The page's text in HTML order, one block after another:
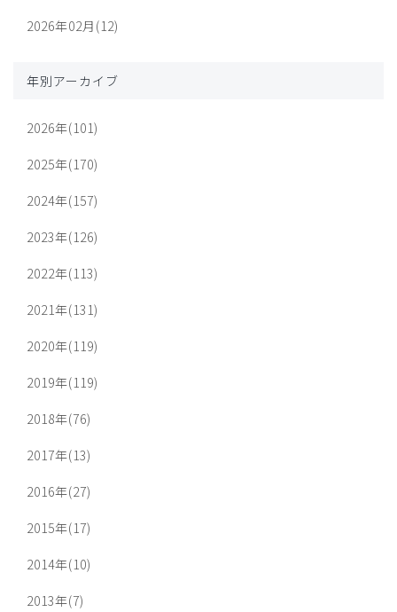
2026年02月(12)
年別アーカイブ
2026年(101)
2025年(170)
2024年(157)
2023年(126)
2022年(113)
2021年(131)
2020年(119)
2019年(119)
2018年(76)
2017年(13)
2016年(27)
2015年(17)
2014年(10)
2013年(7)